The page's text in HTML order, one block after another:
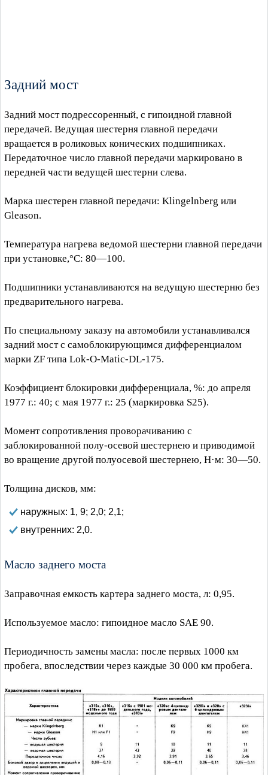
Задний мост
Задний мост подрессоренный, с гипоидной главной
передачей. Ведущая шестерня главной передачи
вращается в роликовых конических подшипниках.
Передаточное число главной передачи маркировано в
передней части ведущей шестерни слева.
Марка шестерен главной передачи: Klingelnberg или
Gleason.
Температура нагрева ведомой шестерни главной передачи
при установке,°C: 80—100.
Подшипники устанавливаются на ведущую шестерню без
предварительного нагрева.
По специальному заказу на автомобили устанавливался
задний мост с самоблокирующимся дифференциалом
марки ZF типа Lok-O-Matic-DL-175.
Коэффициент блокировки дифференциала, %: до апреля
1977 г.: 40; с мая 1977 г.: 25 (маркировка S25).
Момент сопротивления проворачиванию с
заблокированной полу-осевой шестернею и приводимой
во вращение другой полуосевой шестернею, Н·м: 30—50.
Толщина дисков, мм:
наружных: 1, 9; 2,0; 2,1;
внутренних: 2,0.
Масло заднего моста
Заправочная емкость картера заднего моста, л: 0,95.
Используемое масло: гипоидное масло SAE 90.
Периодичность замены масла: после первых 1000 км
пробега, впоследствии через каждые 30 000 км пробега.